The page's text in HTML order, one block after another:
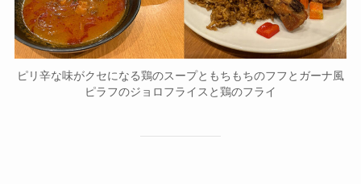
ピリ辛な味がクセになる鶏のスープともちもちのフフとガーナ風
ピラフのジョロフライスと鶏のフライ